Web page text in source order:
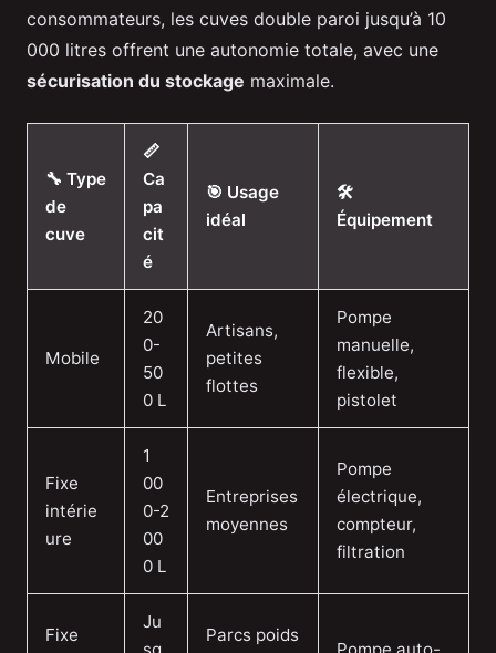
consommateurs, les cuves double paroi jusqu’à 10
000 litres offrent une autonomie totale, avec une
sécurisation du stockage maximale.
🔧 Type
de
cuve
📏
Ca
pa
cit
é
🎯 Usage
idéal
🛠️
Équipement
Mobile
20
0-
50
0 L
Artisans,
petites
flottes
Pompe
manuelle,
flexible,
pistolet
Fixe
intérie
ure
1
00
0-2
00
0 L
Entreprises
moyennes
Pompe
électrique,
compteur,
filtration
Fixe
Ju
Parcs poids